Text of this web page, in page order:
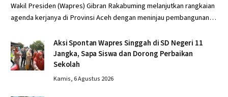
Wakil Presiden (Wapres) Gibran Rakabuming melanjutkan rangkaian
agenda kerjanya di Provinsi Aceh dengan meninjau pembangunan…
Aksi Spontan Wapres Singgah di SD Negeri 11
Jangka, Sapa Siswa dan Dorong Perbaikan
Sekolah
Kamis, 6 Agustus 2026